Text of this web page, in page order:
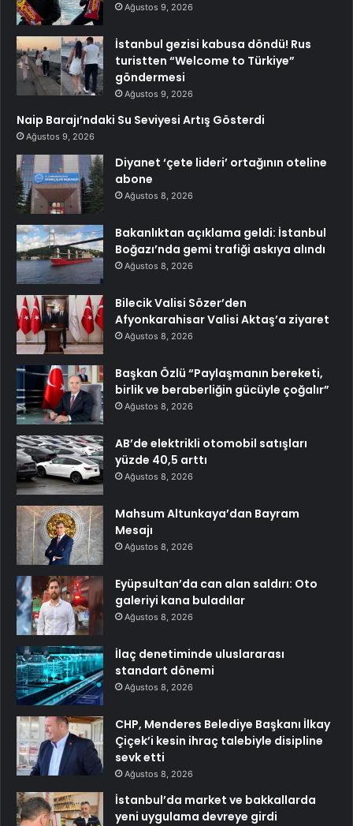
Ağustos 9, 2026
İstanbul gezisi kabusa döndü! Rus
turistten “Welcome to Türkiye”
göndermesi
Ağustos 9, 2026
Naip Barajı’ndaki Su Seviyesi Artış Gösterdi
Ağustos 9, 2026
Diyanet ‘çete lideri’ ortağının oteline
abone
Ağustos 8, 2026
Bakanlıktan açıklama geldi: İstanbul
Boğazı’nda gemi trafiği askıya alındı
Ağustos 8, 2026
Bilecik Valisi Sözer’den
Afyonkarahisar Valisi Aktaş’a ziyaret
Ağustos 8, 2026
Başkan Özlü “Paylaşmanın bereketi,
birlik ve beraberliğin gücüyle çoğalır”
Ağustos 8, 2026
AB’de elektrikli otomobil satışları
yüzde 40,5 arttı
Ağustos 8, 2026
Mahsum Altunkaya’dan Bayram
Mesajı
Ağustos 8, 2026
Eyüpsultan’da can alan saldırı: Oto
galeriyi kana buladılar
Ağustos 8, 2026
İlaç denetiminde uluslararası
standart dönemi
Ağustos 8, 2026
CHP, Menderes Belediye Başkanı İlkay
Çiçek’i kesin ihraç talebiyle disipline
sevk etti
Ağustos 8, 2026
İstanbul’da market ve bakkallarda
yeni uygulama devreye girdi